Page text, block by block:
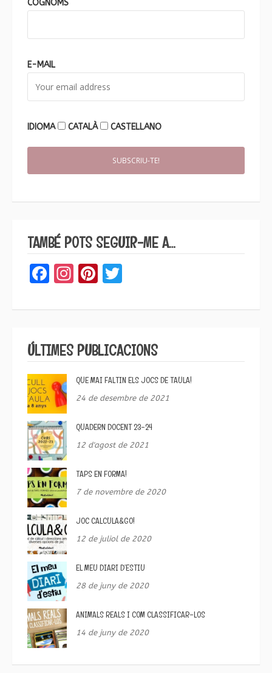
COGNOMS
E-MAIL
IDIOMA CATALÀ CASTELLANO
TAMBÉ POTS SEGUIR-ME A…
Facebook
Instagram
Pinterest
ÚLTIMES PUBLICACIONS
QUE MAI FALTIN ELS JOCS DE TAULA!
24 de desembre de 2021
QUADERN DOCENT 23-24
12 d'agost de 2021
TAPS EN FORMA!
7 de novembre de 2020
JOC CALCULA&GO!
12 de juliol de 2020
EL MEU DIARI D’ESTIU
28 de juny de 2020
ANIMALS REALS I COM CLASSIFICAR-LOS
14 de juny de 2020